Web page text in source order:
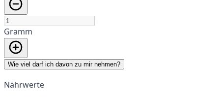
Gramm
Wie viel darf ich davon zu mir nehmen?
Nährwerte